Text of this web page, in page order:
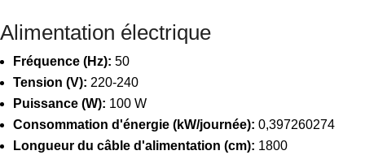
Alimentation électrique
Fréquence (Hz): 50
Tension (V): 220-240
Puissance (W): 100 W
Consommation d'énergie (kW/journée): 0,397260274
Longueur du câble d'alimentation (cm): 1800